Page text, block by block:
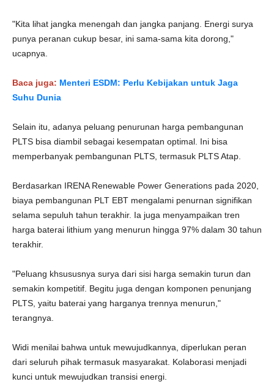
"Kita lihat jangka menengah dan jangka panjang. Energi surya
punya peranan cukup besar, ini sama-sama kita dorong,"
ucapnya.
Baca juga: Menteri ESDM: Perlu Kebijakan untuk Jaga
Suhu Dunia
Selain itu, adanya peluang penurunan harga pembangunan
PLTS bisa diambil sebagai kesempatan optimal. Ini bisa
memperbanyak pembangunan PLTS, termasuk PLTS Atap.
Berdasarkan IRENA Renewable Power Generations pada 2020,
biaya pembangunan PLT EBT mengalami penurnan signifikan
selama sepuluh tahun terakhir. Ia juga menyampaikan tren
harga baterai lithium yang menurun hingga 97% dalam 30 tahun
terakhir.
"Peluang khsususnya surya dari sisi harga semakin turun dan
semakin kompetitif. Begitu juga dengan komponen penunjang
PLTS, yaitu baterai yang harganya trennya menurun,"
terangnya.
Widi menilai bahwa untuk mewujudkannya, diperlukan peran
dari seluruh pihak termasuk masyarakat. Kolaborasi menjadi
kunci untuk mewujudkan transisi energi.